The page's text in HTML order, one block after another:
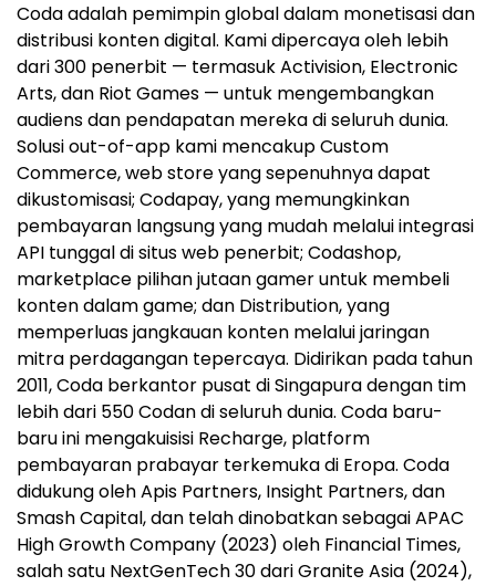
Coda adalah pemimpin global dalam monetisasi dan
distribusi konten digital. Kami dipercaya oleh lebih
dari 300 penerbit — termasuk Activision, Electronic
Arts, dan Riot Games — untuk mengembangkan
audiens dan pendapatan mereka di seluruh dunia.
Solusi out-of-app kami mencakup Custom
Commerce, web store yang sepenuhnya dapat
dikustomisasi; Codapay, yang memungkinkan
pembayaran langsung yang mudah melalui integrasi
API tunggal di situs web penerbit; Codashop,
marketplace pilihan jutaan gamer untuk membeli
konten dalam game; dan Distribution, yang
memperluas jangkauan konten melalui jaringan
mitra perdagangan tepercaya. Didirikan pada tahun
2011, Coda berkantor pusat di Singapura dengan tim
lebih dari 550 Codan di seluruh dunia. Coda baru-
baru ini mengakuisisi Recharge, platform
pembayaran prabayar terkemuka di Eropa. Coda
didukung oleh Apis Partners, Insight Partners, dan
Smash Capital, dan telah dinobatkan sebagai APAC
High Growth Company (2023) oleh Financial Times,
salah satu NextGenTech 30 dari Granite Asia (2024),